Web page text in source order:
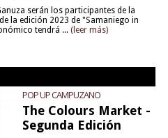
serán los participantes de la
la edición 2023 de "Samaniego in
tendrá ... (leer más)
POP UP CAMPUZANO
The Colours Market -
Segunda Edición